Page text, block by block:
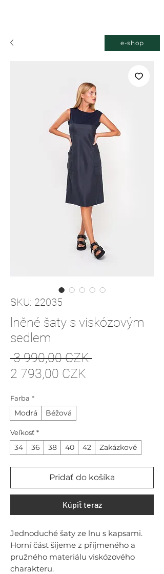
SKU: 22035
lněné šaty s viskózovým
sedlem
3 990,00 CZK Normálna
2 793,00 CZK
Farba *
Modrá Béžová
Veľkosť *
34 36 38 40 42 Zakázkově
Pridať do košíka
Kúpiť teraz
Jednoduché šaty ze lnu s kapsami.
Horní část šijeme z příjmeného a
pružného materiálu viskózového
charakteru.
e-shop